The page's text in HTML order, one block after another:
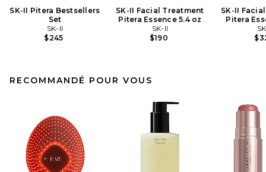
SK-II Pitera Bestsellers
Set
SK-II
$245
SK-II Facial Treatment
Pitera Essence 5.4 oz
SK-II
$190
SK-II
Pitera
RECOMMANDÉ POUR VOUS